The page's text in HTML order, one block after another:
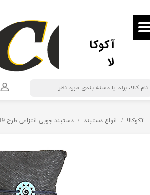
آکوکا
لا
حساب کاربری من
تغییر گذر واژه
خروج از حساب کاربری
آکوکالا انواع دستبند دستبند چوبی انتزاعی طرح BR19